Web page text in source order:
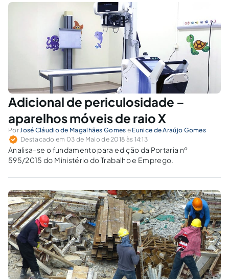
Adicional de periculosidade –
aparelhos móveis de raio X
Por José Cláudio de Magalhães Gomes e Eunice de Araújo Gomes
Destacado em 03 de Maio de 2018 às 14:13
Analisa-se o fundamento para edição da Portaria nº
595/2015 do Ministério do Trabalho e Emprego.